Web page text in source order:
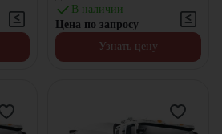
В наличии
Цена по запросу
Узнать цену